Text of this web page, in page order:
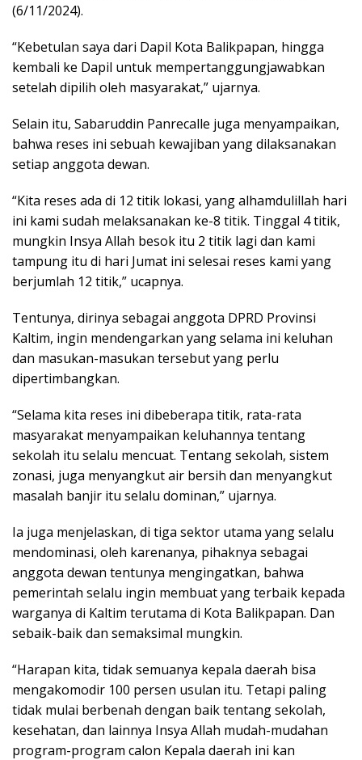
(6/11/2024).
“Kebetulan saya dari Dapil Kota Balikpapan, hingga
kembali ke Dapil untuk mempertanggungjawabkan
setelah dipilih oleh masyarakat,” ujarnya.
Selain itu, Sabaruddin Panrecalle juga menyampaikan,
bahwa reses ini sebuah kewajiban yang dilaksanakan
setiap anggota dewan.
“Kita reses ada di 12 titik lokasi, yang alhamdulillah hari
ini kami sudah melaksanakan ke-8 titik. Tinggal 4 titik,
mungkin Insya Allah besok itu 2 titik lagi dan kami
tampung itu di hari Jumat ini selesai reses kami yang
berjumlah 12 titik,” ucapnya.
Tentunya, dirinya sebagai anggota DPRD Provinsi
Kaltim, ingin mendengarkan yang selama ini keluhan
dan masukan-masukan tersebut yang perlu
dipertimbangkan.
“Selama kita reses ini dibeberapa titik, rata-rata
masyarakat menyampaikan keluhannya tentang
sekolah itu selalu mencuat. Tentang sekolah, sistem
zonasi, juga menyangkut air bersih dan menyangkut
masalah banjir itu selalu dominan,” ujarnya.
Ia juga menjelaskan, di tiga sektor utama yang selalu
mendominasi, oleh karenanya, pihaknya sebagai
anggota dewan tentunya mengingatkan, bahwa
pemerintah selalu ingin membuat yang terbaik kepada
warganya di Kaltim terutama di Kota Balikpapan. Dan
sebaik-baik dan semaksimal mungkin.
“Harapan kita, tidak semuanya kepala daerah bisa
mengakomodir 100 persen usulan itu. Tetapi paling
tidak mulai berbenah dengan baik tentang sekolah,
kesehatan, dan lainnya Insya Allah mudah-mudahan
program-program calon Kepala daerah ini kan